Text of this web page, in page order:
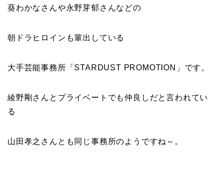
葵わかなさんや永野芽郁さんなどの
朝ドラヒロインも輩出している
大手芸能事務所「STARDUST PROMOTION」です。
綾野剛さんとプライベートでも仲良しだと言われてい
る
山田孝之さんとも同じ事務所のようですね～。